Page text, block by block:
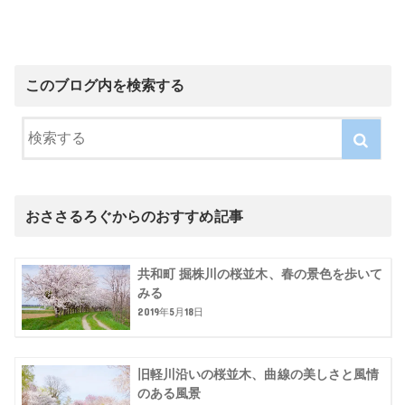
このブログ内を検索する
おささるろぐからのおすすめ記事
共和町 掘株川の桜並木、春の景色を歩いて
みる
2019年5月18日
旧軽川沿いの桜並木、曲線の美しさと風情
のある風景